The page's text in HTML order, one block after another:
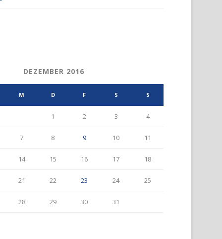
DEZEMBER 2016
M D F S S
1 2 3 4
7 8 9 10 11
14 15 16 17 18
21 22 23 24 25
28 29 30 31